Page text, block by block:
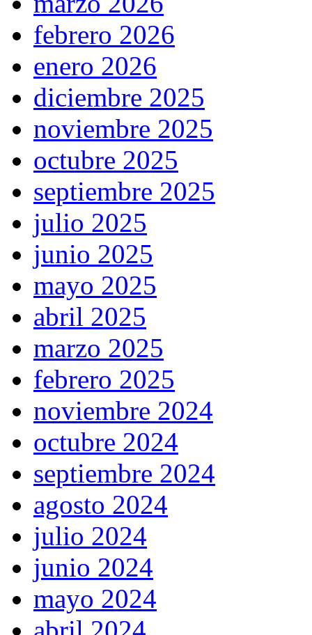
febrero 2026
enero 2026
diciembre 2025
noviembre 2025
octubre 2025
septiembre 2025
julio 2025
junio 2025
mayo 2025
abril 2025
marzo 2025
febrero 2025
noviembre 2024
octubre 2024
septiembre 2024
agosto 2024
julio 2024
junio 2024
mayo 2024